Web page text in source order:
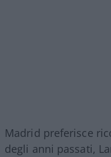
Madrid preferisce
degli anni passati,